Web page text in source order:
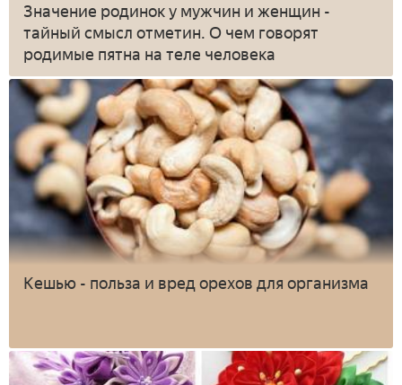
Значение родинок у мужчин и женщин -
тайный смысл отметин. О чем говорят
родимые пятна на теле человека
Кешью - польза и вред орехов для организма